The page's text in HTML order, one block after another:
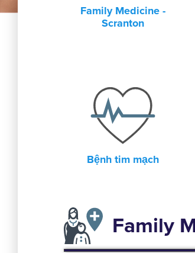
Family Medicine -
Scranton
Bệnh tim mạch
Family